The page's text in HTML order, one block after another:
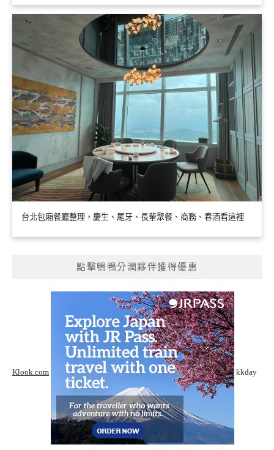
台北包廂餐廳整理，慶生、尾牙、長輩聚餐、商務、春酒看這裡
點擊鴨鴨分潤夥伴獲得優惠
Klook.com kkday